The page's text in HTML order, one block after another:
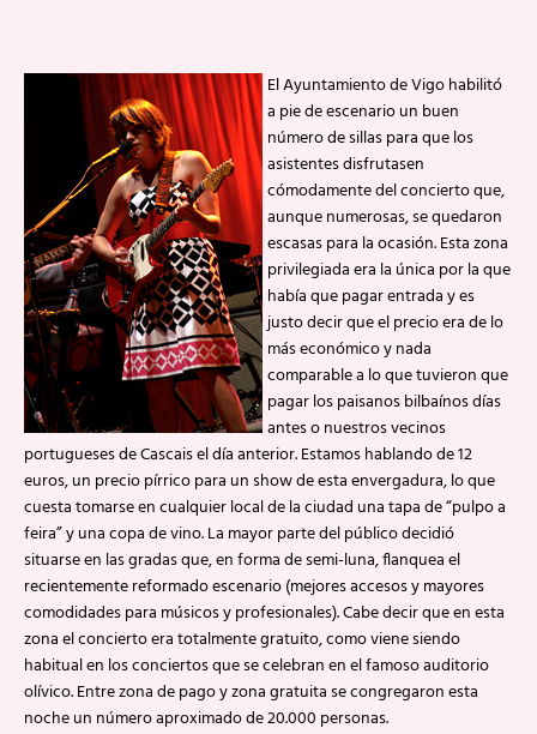
El Ayuntamiento de Vigo habilitó
a pie de escenario un buen
número de sillas para que los
asistentes disfrutasen
cómodamente del concierto que,
aunque numerosas, se quedaron
escasas para la ocasión. Esta zona
privilegiada era la única por la que
había que pagar entrada y es
justo decir que el precio era de lo
más económico y nada
comparable a lo que tuvieron que
pagar los paisanos bilbaínos días
antes o nuestros vecinos
portugueses de Cascais el día anterior. Estamos hablando de 12
euros, un precio pírrico para un show de esta envergadura, lo que
cuesta tomarse en cualquier local de la ciudad una tapa de “pulpo a
feira” y una copa de vino. La mayor parte del público decidió
situarse en las gradas que, en forma de semi-luna, flanquea el
recientemente reformado escenario (mejores accesos y mayores
comodidades para músicos y profesionales). Cabe decir que en esta
zona el concierto era totalmente gratuito, como viene siendo
habitual en los conciertos que se celebran en el famoso auditorio
olívico. Entre zona de pago y zona gratuita se congregaron esta
noche un número aproximado de 20.000 personas.